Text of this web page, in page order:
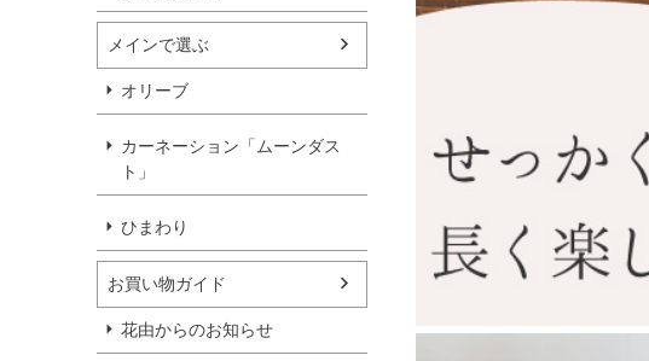
メインで選ぶ
オリーブ
カーネーション「ムーンダス
ト」
ひまわり
お買い物ガイド
花由からのお知らせ